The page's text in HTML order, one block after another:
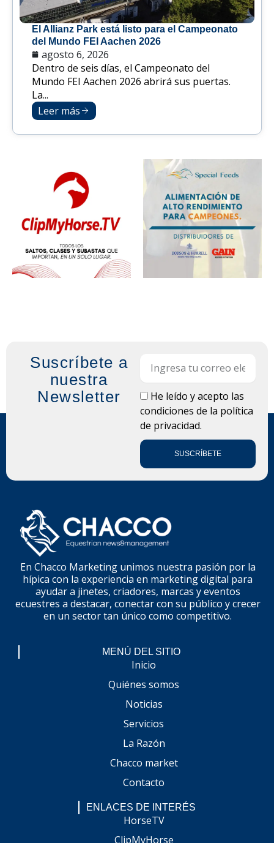
El Allianz Park está listo para el Campeonato
del Mundo FEI Aachen 2026
agosto 6, 2026
Dentro de seis días, el Campeonato del
Mundo FEI Aachen 2026 abrirá sus puertas.
La...
Leer más
Suscríbete a
nuestra
Newsletter
LOPDHe leído y acepto las
condiciones de la política
de privacidad.
SUSCRÍBETE
En Chacco Marketing unimos nuestra pasión por la
hípica con la experiencia en marketing digital para
ayudar a jinetes, criadores, marcas y eventos
ecuestres a destacar, conectar con su público y crecer
en un sector tan único como competitivo.
MENÚ DEL SITIO
Inicio
Quiénes somos
Noticias
Servicios
La Razón
Chacco market
Contacto
ENLACES DE INTERÉS
HorseTV
ClipMyHorse